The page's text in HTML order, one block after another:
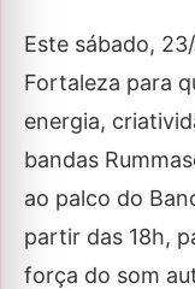
Este sábado,
Fortaleza para
energia,
bandas
ao palco do
partir das 18h,
força do som